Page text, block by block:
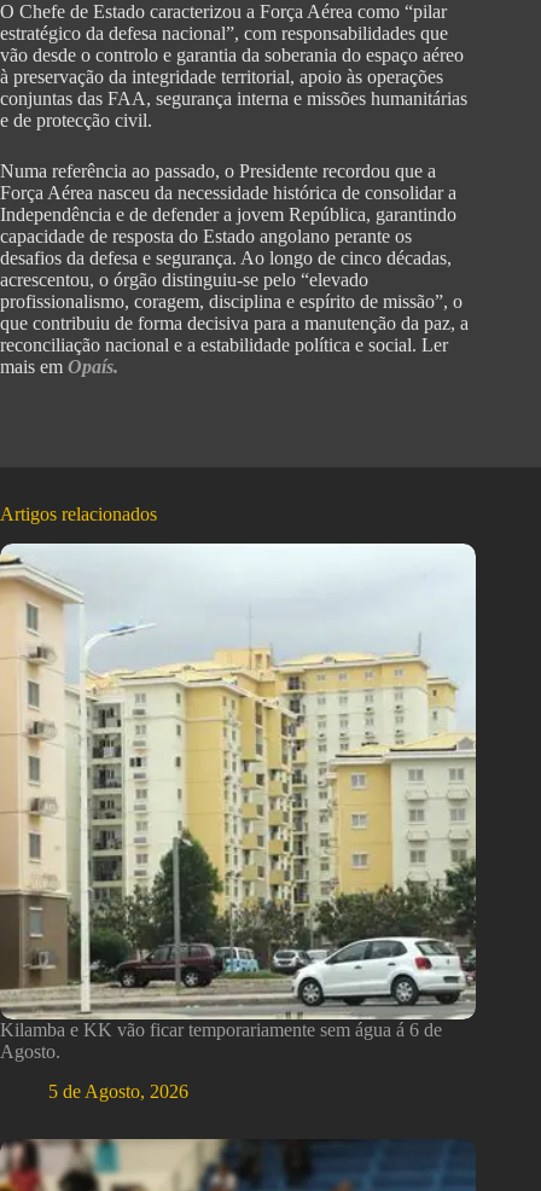
O Chefe de Estado caracterizou a Força Aérea como “pilar
estratégico da defesa nacional”, com responsabilidades que
vão desde o controlo e garantia da soberania do espaço aéreo
à preservação da integridade territorial, apoio às operações
conjuntas das FAA, segurança interna e missões humanitárias
e de protecção civil.
Numa referência ao passado, o Presidente recordou que a
Força Aérea nasceu da necessidade histórica de consolidar a
Independência e de defender a jovem República, garantindo
capacidade de resposta do Estado angolano perante os
desafios da defesa e segurança. Ao longo de cinco décadas,
acrescentou, o órgão distinguiu-se pelo “elevado
profissionalismo, coragem, disciplina e espírito de missão”, o
que contribuiu de forma decisiva para a manutenção da paz, a
reconciliação nacional e a estabilidade política e social. Ler
mais em Opaís.
Artigos relacionados
Kilamba e KK vão ficar temporariamente sem água á 6 de
Agosto.
5 de Agosto, 2026